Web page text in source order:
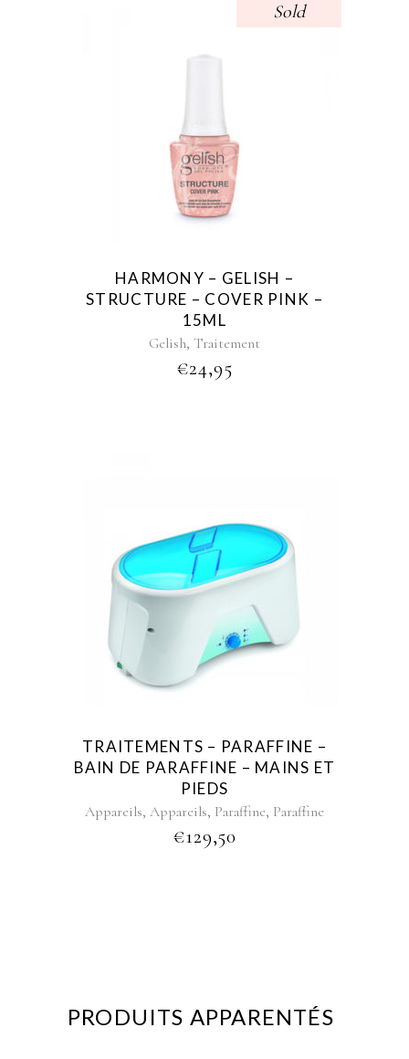
Sold
HARMONY – GELISH –
STRUCTURE – COVER PINK –
15ML
Gelish, Traitement
€24,95
TRAITEMENTS – PARAFFINE –
BAIN DE PARAFFINE – MAINS ET
PIEDS
Appareils, Appareils, Paraffine, Paraffine
€129,50
PRODUITS APPARENTÉS